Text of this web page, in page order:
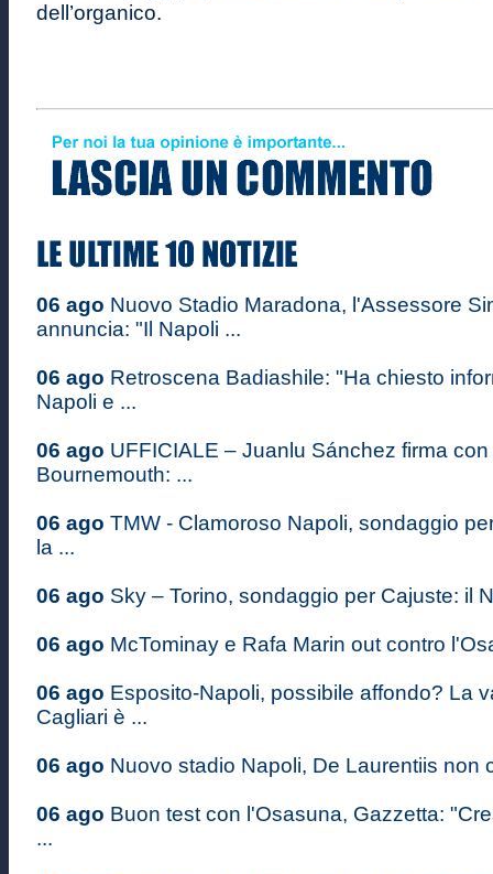
dell’organico.
06 ago Nuovo Stadio Maradona, l'Assessore
annuncia: "Il Napoli ...
06 ago Retroscena Badiashile: "Ha chiesto
Napoli e ...
06 ago UFFICIALE – Juanlu Sánchez firma con
Bournemouth: ...
06 ago TMW - Clamoroso Napoli, sondaggio
la ...
06 ago Sky – Torino, sondaggio per Cajuste: il
06 ago McTominay e Rafa Marin out contro
06 ago Esposito-Napoli, possibile affondo? La
Cagliari è ...
06 ago Nuovo stadio Napoli, De Laurentiis non
06 ago Buon test con l'Osasuna, Gazzetta:
...